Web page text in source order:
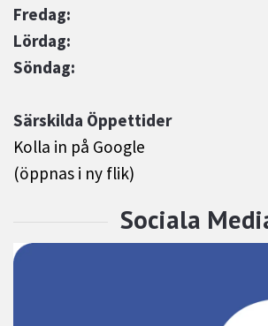
Fredag:
Lördag:
Söndag:
Särskilda Öppettider
Kolla in på Google
(öppnas i ny flik)